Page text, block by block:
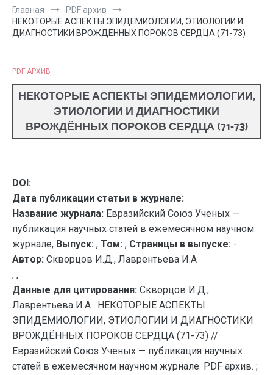
Главная
PDF архив
НЕКОТОРЫЕ АСПЕКТЫ ЭПИДЕМИОЛОГИИ, ЭТИОЛОГИИ И
ДИАГНОСТИКИ ВРОЖДЁННЫХ ПОРОКОВ СЕРДЦА (71-73)
PDF АРХИВ
НЕКОТОРЫЕ АСПЕКТЫ ЭПИДЕМИОЛОГИИ,
ЭТИОЛОГИИ И ДИАГНОСТИКИ
ВРОЖДЁННЫХ ПОРОКОВ СЕРДЦА (71-73)
DOI:
Дата публикации статьи в журнале:
Название журнала: Евразийский Союз Ученых —
публикация научных статей в ежемесячном научном
журнале, Выпуск: , Том: , Страницы в выпуске: -
Автор: Скворцов И.Д., Лаврентьева И.А
, ,
Данные для цитирования: Скворцов И.Д.,
Лаврентьева И.А . НЕКОТОРЫЕ АСПЕКТЫ
ЭПИДЕМИОЛОГИИ, ЭТИОЛОГИИ И ДИАГНОСТИКИ
ВРОЖДЁННЫХ ПОРОКОВ СЕРДЦА (71-73) //
Евразийский Союз Ученых — публикация научных
статей в ежемесячном научном журнале. PDF архив. ;